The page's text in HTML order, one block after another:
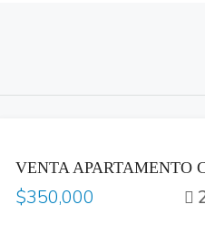
$350,000